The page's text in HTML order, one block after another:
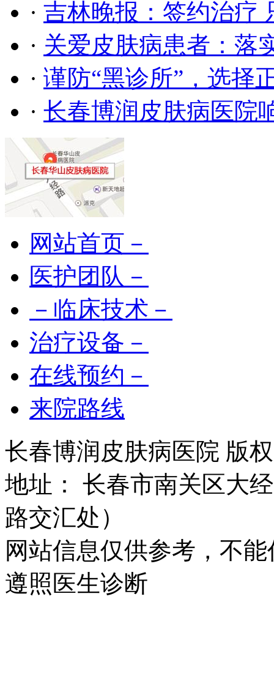
· 吉林晚报：签约治疗
· 关爱皮肤病患者：落
· 谨防“黑诊所”，选择
· 长春博润皮肤病医院
网站首页－
医护团队－
－临床技术－
治疗设备－
在线预约－
来院路线
长春博润皮肤病医院 版
地址： 长春市南关区大
路交汇处）
网站信息仅供参考，不
遵照医生诊断